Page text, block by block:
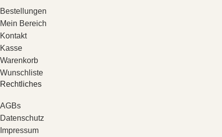
Bestellungen
Mein Bereich
Kontakt
Kasse
Warenkorb
Wunschliste
Rechtliches
AGBs
Datenschutz
Impressum